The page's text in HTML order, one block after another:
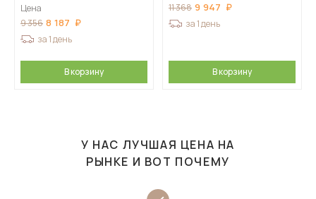
Цена
9 356 8 187
за 1 день
В корзину
11 368 9 947
за 1 день
В корзину
У НАС ЛУЧШАЯ ЦЕНА НА
РЫНКЕ И ВОТ ПОЧЕМУ